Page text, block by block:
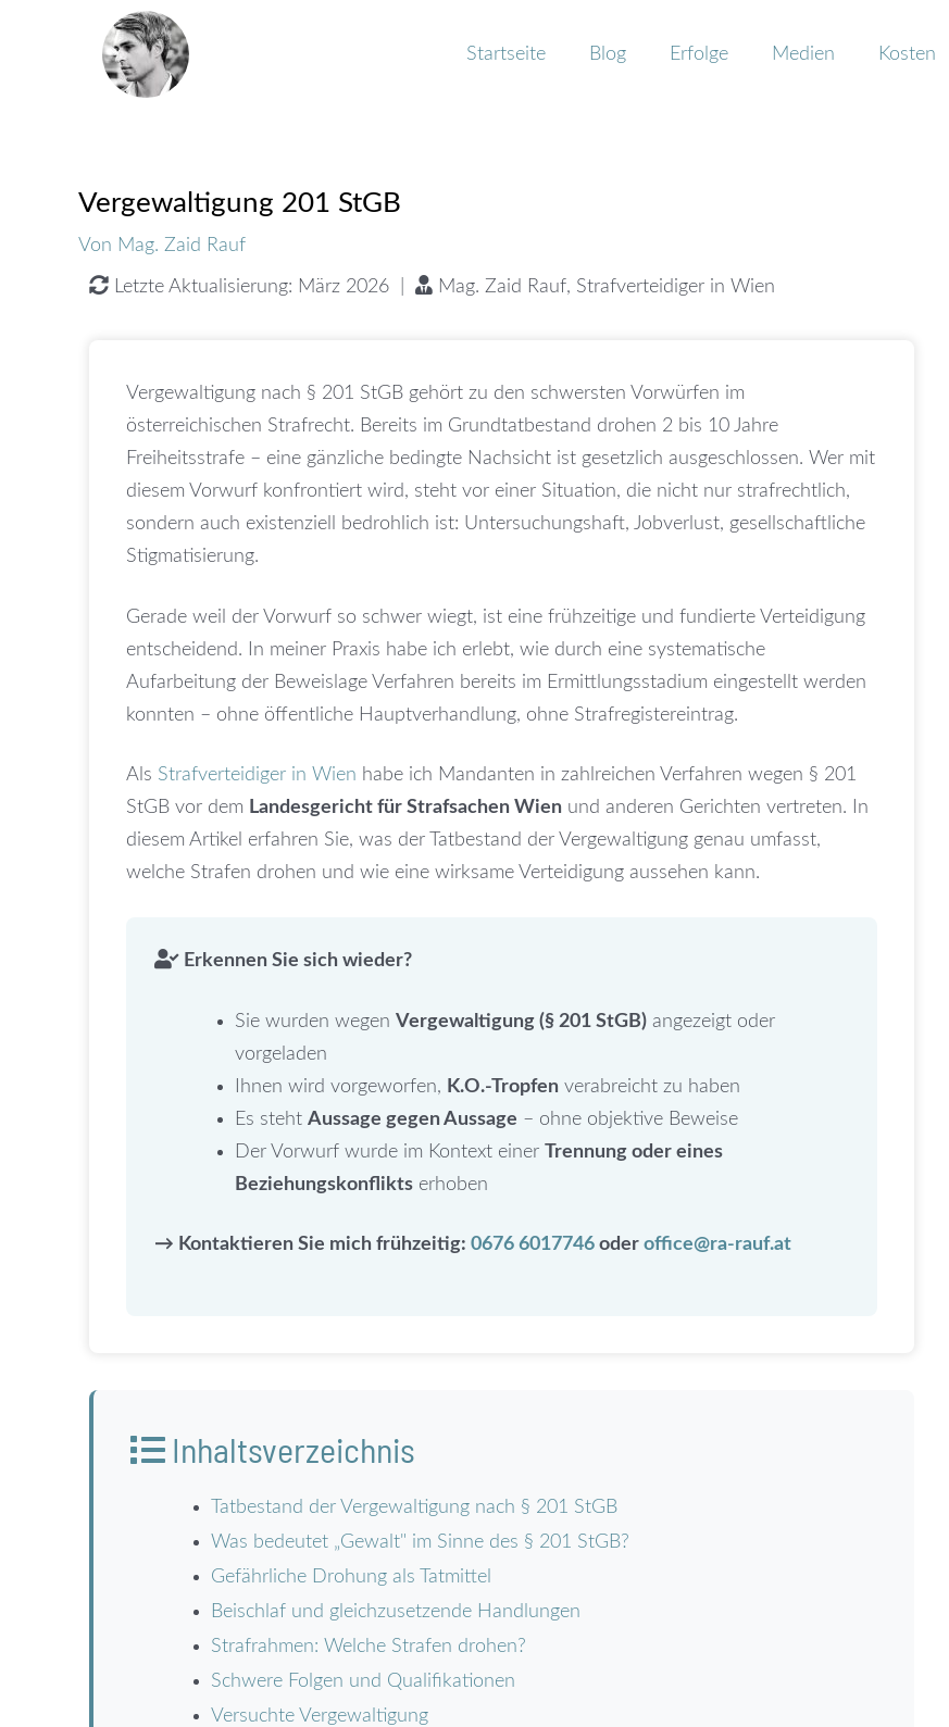
Startseite Blog Erfolge Medien Kosten
Vergewaltigung 201 StGB
Von Mag. Zaid Rauf
Letzte Aktualisierung: März 2026 | Mag. Zaid Rauf, Strafverteidiger in Wien
Vergewaltigung nach § 201 StGB gehört zu den schwersten Vorwürfen im
österreichischen Strafrecht. Bereits im Grundtatbestand drohen 2 bis 10 Jahre
Freiheitsstrafe – eine gänzliche bedingte Nachsicht ist gesetzlich ausgeschlossen. Wer mit
diesem Vorwurf konfrontiert wird, steht vor einer Situation, die nicht nur strafrechtlich,
sondern auch existenziell bedrohlich ist: Untersuchungshaft, Jobverlust, gesellschaftliche
Stigmatisierung.
Gerade weil der Vorwurf so schwer wiegt, ist eine frühzeitige und fundierte Verteidigung
entscheidend. In meiner Praxis habe ich erlebt, wie durch eine systematische
Aufarbeitung der Beweislage Verfahren bereits im Ermittlungsstadium eingestellt werden
konnten – ohne öffentliche Hauptverhandlung, ohne Strafregistereintrag.
Als Strafverteidiger in Wien habe ich Mandanten in zahlreichen Verfahren wegen § 201
StGB vor dem Landesgericht für Strafsachen Wien und anderen Gerichten vertreten. In
diesem Artikel erfahren Sie, was der Tatbestand der Vergewaltigung genau umfasst,
welche Strafen drohen und wie eine wirksame Verteidigung aussehen kann.
Erkennen Sie sich wieder?
Sie wurden wegen Vergewaltigung (§ 201 StGB)angezeigt oder
vorgeladen
Ihnen wird vorgeworfen, K.O.-Tropfenverabreicht zu haben
Es steht Aussage gegen Aussage – ohne objektive Beweise
Der Vorwurf wurde im Kontext einer Trennung oder eines
Beziehungskonfliktserhoben
→ Kontaktieren Sie mich frühzeitig: 0676 6017746oder office@ra-rauf.at
Inhaltsverzeichnis
Tatbestand der Vergewaltigung nach § 201 StGB
Was bedeutet „Gewalt" im Sinne des § 201 StGB?
Gefährliche Drohung als Tatmittel
Beischlaf und gleichzusetzende Handlungen
Strafrahmen: Welche Strafen drohen?
Schwere Folgen und Qualifikationen
Versuchte Vergewaltigung
Post
navigation